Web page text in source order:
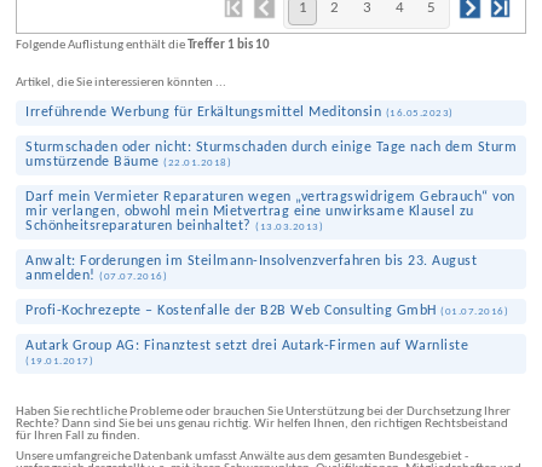
1 2 3 4 5
Folgende Auflistung enthält die Treffer 1 bis 10
Artikel, die Sie interessieren könnten ...
Irre­führende Werbung für Erkältungs­mittel Meditonsin ( 16.05.2023)
Sturm­schaden oder nicht: Sturm­schaden durch einige Tage nach dem Sturm
umstürzende Bäume( 22.01.2018 )
Darf mein Vermieter Reparaturen wegen „vertragswidrigem Gebrauch“ von
mir verlangen, obwohl mein Mietvertrag eine unwirksame Klausel zu
Schönheitsreparaturen beinhaltet?( 13.03.2013)
Anwalt: Forderungen im Steilmann-Insolvenz­verfahren bis 23. August
anmelden!( 07.07.2016)
Profi-Kochrezepte – Kostenfalle der B2B Web Consulting GmbH( 01.07.2016)
Autark Group AG: Finanztest setzt drei Autark-Firmen auf Warnliste
( 19.01.2017)
Haben Sie rechtliche Probleme oder brauchen Sie Unterstützung bei der Durchsetzung Ihrer
Rechte? Dann sind Sie bei uns genau richtig. Wir helfen Ihnen, den richtigen Rechtsbeistand
für Ihren Fall zu finden.
Unsere umfangreiche Datenbank umfasst Anwälte aus dem gesamten Bundesgebiet -